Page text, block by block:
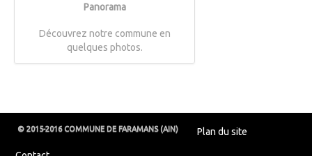
Panorama
Découvrez notre commune en
quelques photos.
© 2015-2016 COMMUNE DE FARAMANS (AIN) Plan du site